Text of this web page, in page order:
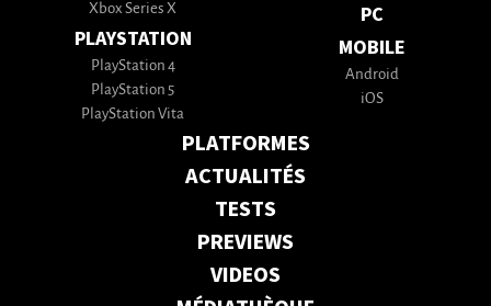
Xbox Series X
PLAYSTATION
PlayStation 4
PlayStation 5
PlayStation Vita
PC
MOBILE
Android
iOS
PLATFORMES
ACTUALITÉS
TESTS
PREVIEWS
VIDEOS